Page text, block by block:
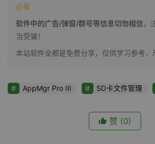
必看
软件中的广告/弹窗/群号等信息切勿相信，
当受骗！
本站软件全都是免费分享，仅供学习参考，
AppMgr Pro III SD卡文件管理
赞 (0)